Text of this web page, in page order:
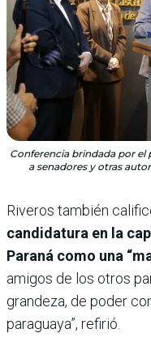
Conferencia brindada por el
a senadores y otras
Riveros también
candidatura en la
Paraná como una
amigos de los otros
grandeza, de poder
paraguaya”, refirió.